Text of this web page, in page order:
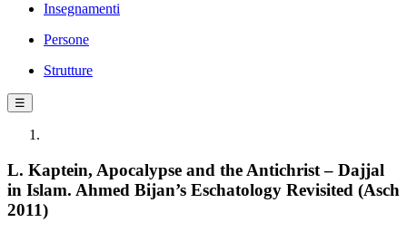
Insegnamenti
Persone
Strutture
☰
L. Kaptein, Apocalypse and the Antichrist – Dajjal
in Islam. Ahmed Bijan’s Eschatology Revisited (Asch
2011)